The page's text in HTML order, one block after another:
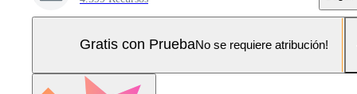
Gratis con PruebaNo se requiere atribución!